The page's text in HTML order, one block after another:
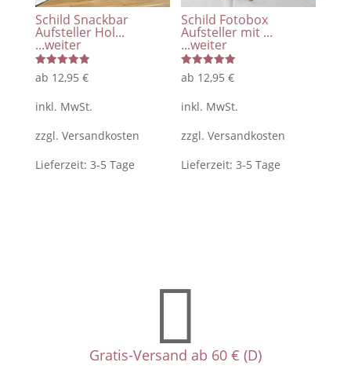
Schild Snackbar
Aufsteller Hol...
...weiter
Bewertet
mit
von 5
ab 12,95 €
inkl. MwSt.
zzgl. Versandkosten
Lieferzeit: 3-5 Tage
Schild Fotobox
Aufsteller mit ...
...weiter
Bewertet
mit
von 5
ab 12,95€
inkl. MwSt.
zzgl.Versandkosten
Lieferzeit:3-5 Tage

Gratis-Versand ab 60 € (D)